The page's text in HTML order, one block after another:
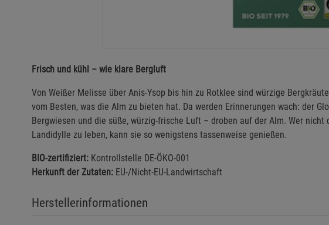
Frisch und kühl – wie klare Bergluft
Von Weißer Melisse über Anis-Ysop bis hin zu Rotklee sind würzige
vom Besten, was die Alm zu bieten hat. Da werden Erinnerungen wach: der
Bergwiesen und die süße, würzig-frische Luft – droben auf der Alm. Wer
Landidylle zu leben, kann sie so wenigstens tassenweise genießen.
BIO-zertifiziert: Kontrollstelle DE-ÖKO-001
Herkunft der Zutaten: EU-/Nicht-EU-Landwirtschaft
Herstellerinformationen